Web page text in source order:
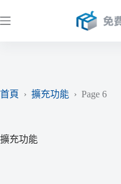
至
首頁
› 擴充功能 › Page 6
擴充功能